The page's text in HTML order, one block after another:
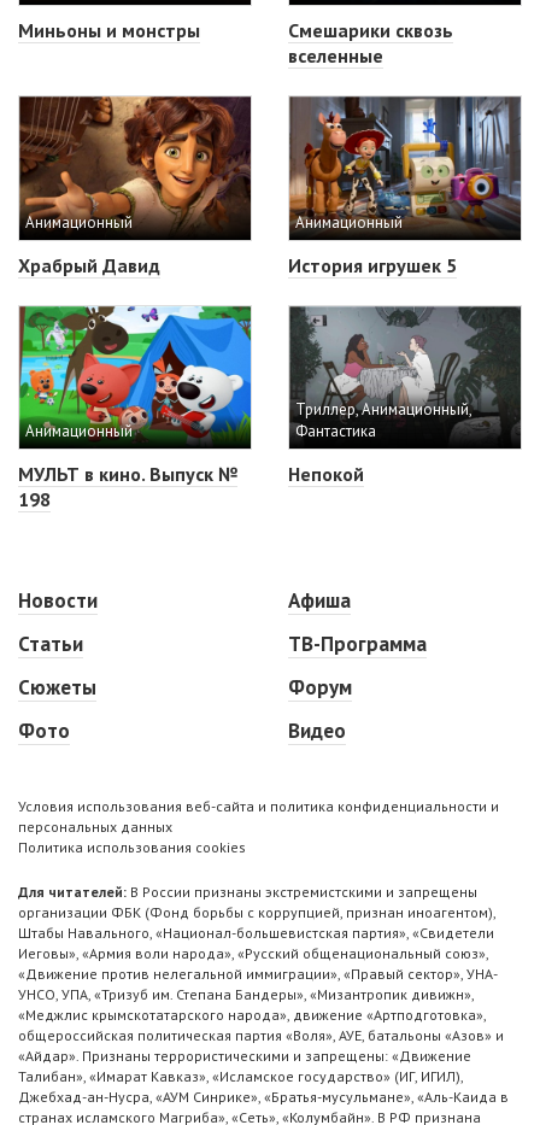
Миньоны и монстры
Смешарики сквозь
вселенные
Анимационный
Храбрый Давид
Анимационный
История игрушек 5
Анимационный
МУЛЬТ в кино. Выпуск №
198
Триллер, Анимационный,
Фантастика
Непокой
Новости
Статьи
Сюжеты
Фото
Афиша
ТВ-Программа
Форум
Видео
Условия использования веб-сайта и политика конфиденциальности и
персональных данных
Политика использования cookies
Для читателей: В России признаны экстремистскими и запрещены
организации ФБК (Фонд борьбы с коррупцией, признан иноагентом),
Штабы Навального, «Национал-большевистская партия», «Свидетели
Иеговы», «Армия воли народа», «Русский общенациональный союз»,
«Движение против нелегальной иммиграции», «Правый сектор», УНА-
УНСО, УПА, «Тризуб им. Степана Бандеры», «Мизантропик дивижн»,
«Меджлис крымскотатарского народа», движение «Артподготовка»,
общероссийская политическая партия «Воля», АУЕ, батальоны «Азов» и
«Айдар». Признаны террористическими и запрещены: «Движение
Талибан», «Имарат Кавказ», «Исламское государство» (ИГ, ИГИЛ),
Джебхад-ан-Нусра, «АУМ Синрике», «Братья-мусульмане», «Аль-Каида в
странах исламского Магриба», «Сеть», «Колумбайн». В РФ признана